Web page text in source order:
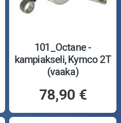
101_Octane -
kampiakseli, Kymco 2T
(vaaka)
78,90 €